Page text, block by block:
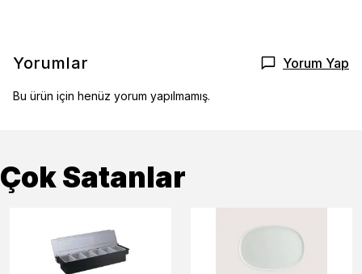
Yorumlar Yorum Yap
Bu ürün için henüz yorum yapılmamış.
Çok Satanlar